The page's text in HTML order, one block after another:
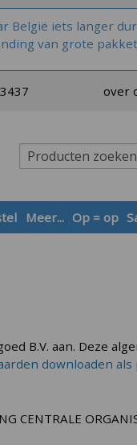
iets langer
van grote
over
Zoek
Meer... Op = op
B.V. aan. Deze
downloaden
CENTRALE